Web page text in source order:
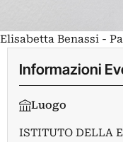
Elisabetta Benassi -
Informazioni
Luogo
ISTITUTO DELLA